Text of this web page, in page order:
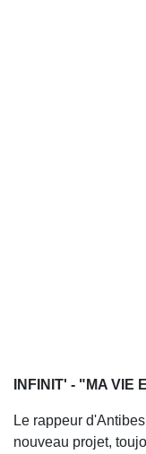
INFINIT' - "MA VIE
Le rappeur
nouveau projet,